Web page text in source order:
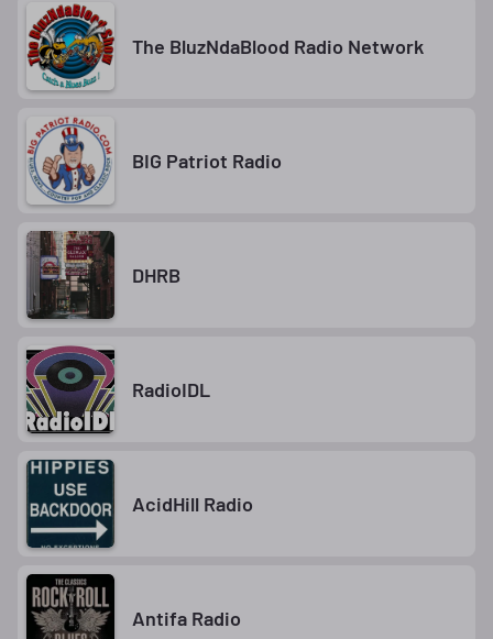
The BluzNdaBlood Radio Network
BIG Patriot Radio
DHRB
RadioIDL
AcidHill Radio
Antifa Radio